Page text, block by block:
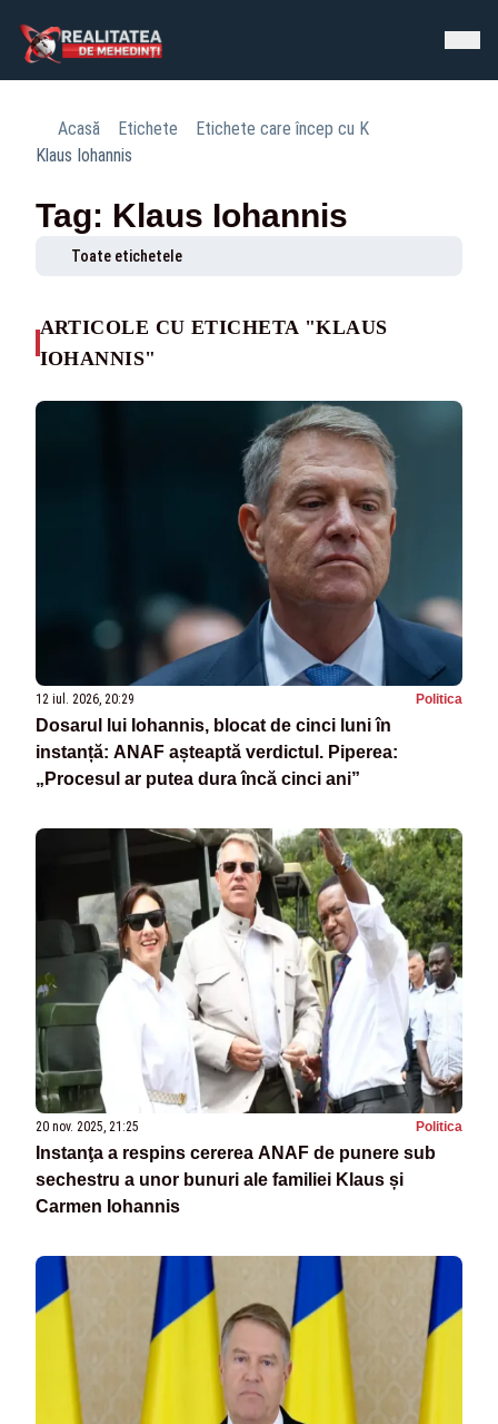
Acasă Etichete
Etichete care încep cu K
Klaus Iohannis
Tag: Klaus Iohannis
Toate etichetele
ARTICOLE CU ETICHETA "KLAUS
IOHANNIS"
12 iul. 2026, 20:29 Politica
Dosarul lui Iohannis, blocat de cinci luni în
instanță: ANAF așteaptă verdictul. Piperea:
„Procesul ar putea dura încă cinci ani”
20 nov. 2025, 21:25 Politica
Instanţa a respins cererea ANAF de punere sub
sechestru a unor bunuri ale familiei Klaus și
Carmen Iohannis